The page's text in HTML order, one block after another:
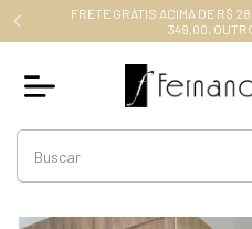
FRETE GRÁTIS ACIMA DE R$
349,00,